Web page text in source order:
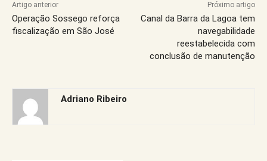
Artigo anterior
Operação Sossego reforça
fiscalização em São José
Próximo artigo
Canal da Barra da Lagoa tem
navegabilidade
reestabelecida com
conclusão de manutenção
Adriano Ribeiro